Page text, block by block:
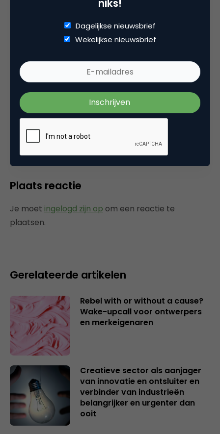
Amsterdam en IceMobile. Hiervoor werkte zij als
strateeg bij Draftfcb en Tribal DDB.
Categorie
Tags
Plaats reactie
Je moet ingelogd zijn op om een reactie te
plaatsen.
Gerelateerde artikelen
Rebel with or without a cause?
Wake-upcall voor ontwerpers
en merkeigenaren
Creatieve sector als aanjager
van innovatie en ontsluiter en
verbinder van industrieën
belangrijker en urgenter dan
ooit
niks!
Dagelijkse nieuwsbrief
Wekelijkse nieuwsbrief